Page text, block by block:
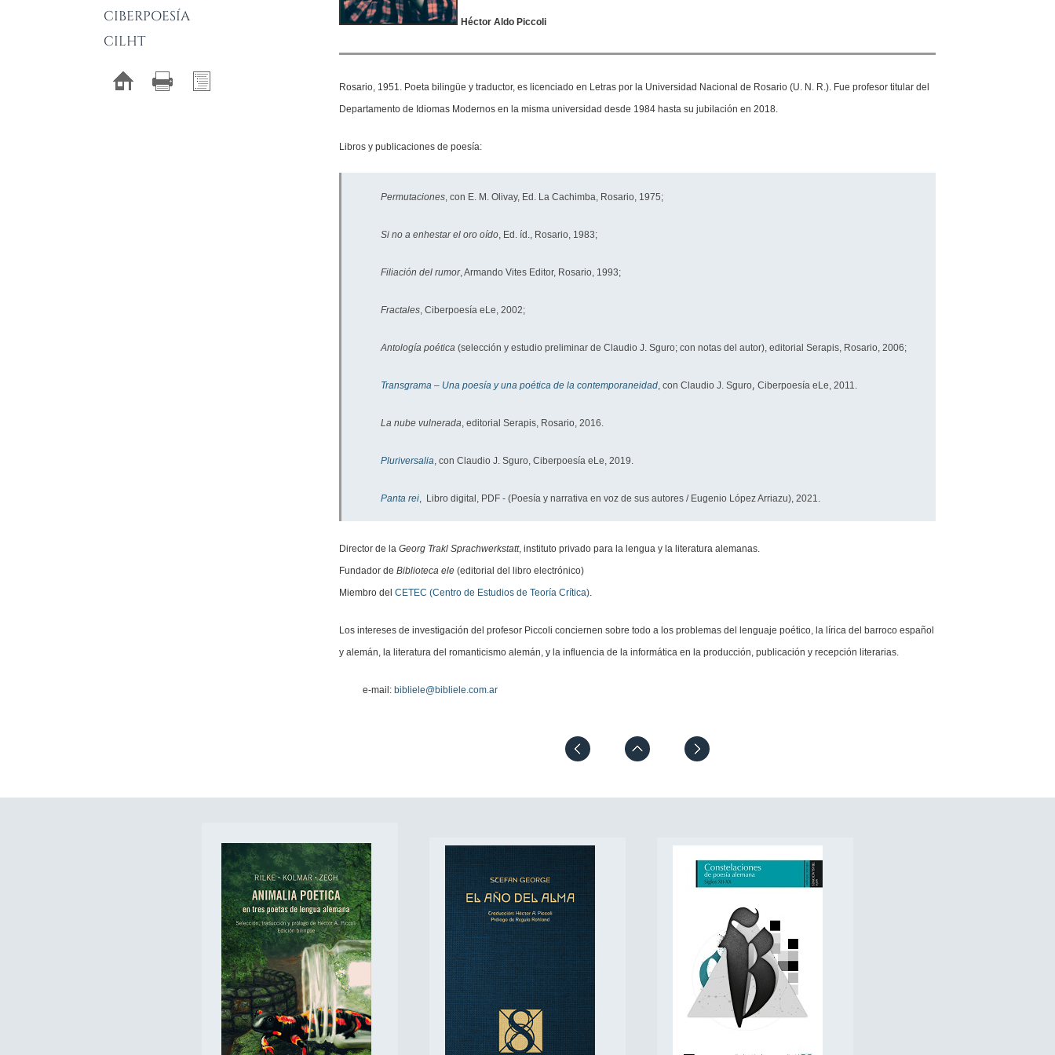
Héctor Aldo Piccoli
Rosario, 1951. Poeta bilingüe y traductor, es licenciado en Letras por la Universidad Nacional de Rosario (U. N. R.). Fue profesor titular del
Departamento de Idiomas Modernos en la misma universidad desde 1984 hasta su jubilación en 2018.
Libros y publicaciones de poesía:
Permutaciones, con E. M. Olivay, Ed. La Cachimba, Rosario, 1975;
Si no a enhestar el oro oído, Ed. íd., Rosario, 1983;
Filiación del rumor, Armando Vites Editor, Rosario, 1993;
Fractales, Ciberpoesía eLe, 2002;
Antología poética (selección y estudio preliminar de Claudio J. Sguro; con notas del autor), editorial Serapis, Rosario, 2006;
Transgrama – Una poesía y una poética de la contemporaneidad, con Claudio J. Sguro, Ciberpoesía eLe, 2011.
La nube vulnerada, editorial Serapis, Rosario, 2016.
Pluriversalia, con Claudio J. Sguro, Ciberpoesía eLe, 2019.
Panta rei, Libro digital, PDF - (Poesía y narrativa en voz de sus autores / Eugenio López Arriazu), 2021.
Director de la Georg Trakl Sprachwerkstatt, instituto privado para la lengua y la literatura alemanas.
Fundador de Biblioteca ele (editorial del libro electrónico)
Miembro del CETEC (Centro de Estudios de Teoría Crítica).
Los intereses de investigación del profesor Piccoli conciernen sobre todo a los problemas del lenguaje poético, la lírica del barroco español
y alemán, la literatura del romanticismo alemán, y la influencia de la informática en la producción, publicación y recepción literarias.
e-mail: bibliele@bibliele.com.ar
CIBERPOESÍA
CILHT